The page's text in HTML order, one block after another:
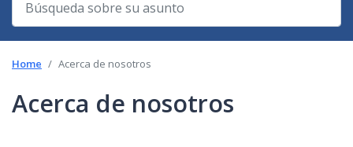
Home Acerca de nosotros
Acerca de nosotros